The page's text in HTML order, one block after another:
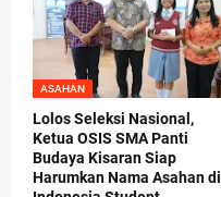
ASAHAN
Lolos Seleksi Nasional,
Ketua OSIS SMA Panti
Budaya Kisaran Siap
Harumkan Nama Asahan di